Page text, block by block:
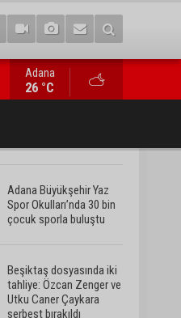
ve güven ortamını daha
Adana
26 °C
Adana Büyükşehir Yaz
Spor Okulları’nda 30 bin
çocuk sporla buluştu
Beşiktaş dosyasında iki
tahliye: Özcan Zenger ve
Utku Caner Çaykara
serbest bırakıldı